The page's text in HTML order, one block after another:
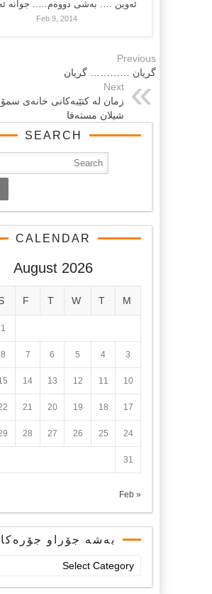
ئەوین …. بەشی دووەم….. جوانە
Feb 9, 2014
Previous
گریان ………… گریان
Next
زمان لە كتێبەكانی خانەی
شیلان مستەفا
SEARCH
CALENDAR
August 2026
M
T
W
T
F
1
3
4
5
6
7
8
10
11
12
13
14
17
18
19
20
21
24
25
26
27
28
31
« Feb
بەشە جۆراو
جۆرەکان